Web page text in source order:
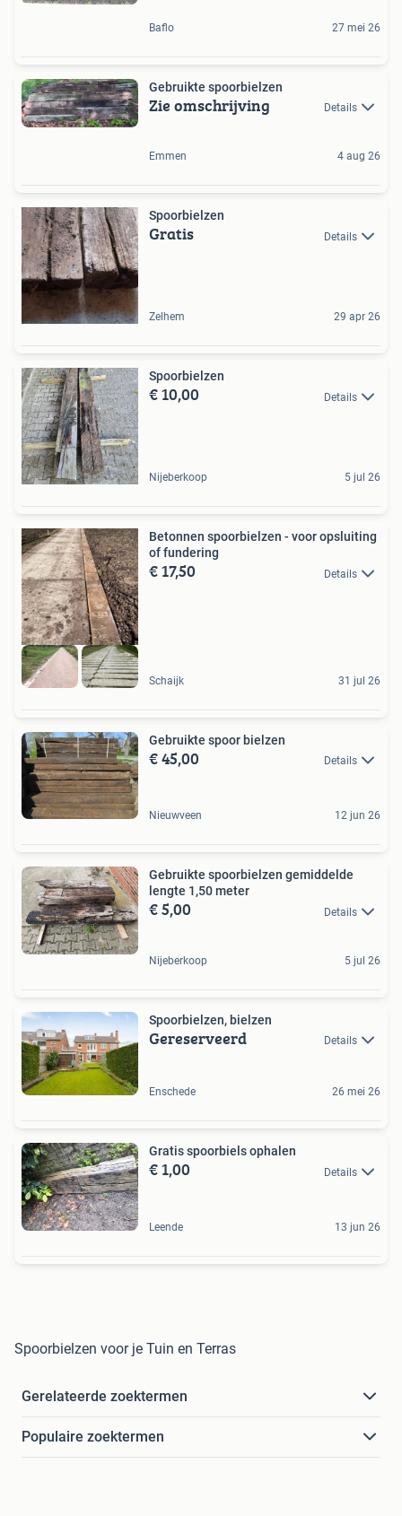
Baflo 27 mei 26
Gebruikte spoorbielzen
Zie omschrijving Details
Emmen 4 aug 26
Spoorbielzen
Gratis Details
Zelhem 29 apr 26
Spoorbielzen
€ 10,00 Details
Nijeberkoop 5 jul 26
Betonnen spoorbielzen - voor opsluiting
of fundering
€ 17,50 Details
Schaijk 31 jul 26
Gebruikte spoor bielzen
€ 45,00 Details
Nieuwveen 12 jun 26
Gebruikte spoorbielzen gemiddelde
lengte 1,50 meter
€ 5,00 Details
Nijeberkoop 5 jul 26
Spoorbielzen, bielzen
Gereserveerd Details
Enschede 26 mei 26
Gratis spoorbiels ophalen
€ 1,00 Details
Leende 13 jun 26
Spoorbielzen voor je Tuin en Terras
Gerelateerde zoektermen
Populaire zoektermen